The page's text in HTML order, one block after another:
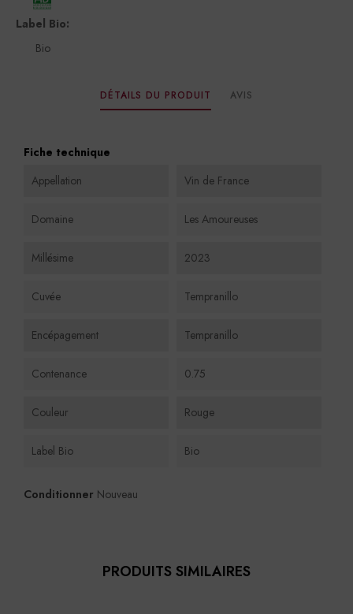
Label Bio:
Bio
DÉTAILS DU PRODUIT AVIS
Fiche technique
Appellation
Vin de France
Domaine Les Amoureuses
Millésime 2023
Cuvée Tempranillo
Encépagement Tempranillo
Contenance 0.75
Couleur Rouge
Label Bio Bio
Conditionner Nouveau
PRODUITS SIMILAIRES